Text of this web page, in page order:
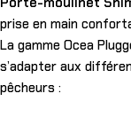
prise en main
La gamme Ocea
s’adapter aux
pêcheurs :